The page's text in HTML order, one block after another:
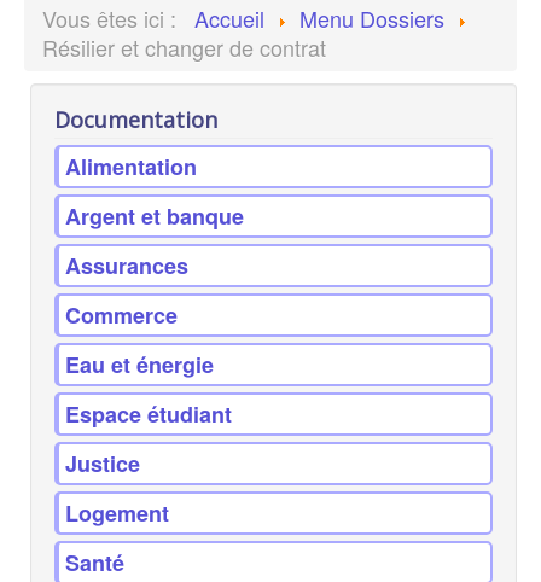
Vous êtes ici : Accueil
Menu Dossiers
Résilier et changer de contrat
Documentation
Alimentation
Argent et banque
Assurances
Commerce
Eau et énergie
Espace étudiant
Justice
Logement
Santé